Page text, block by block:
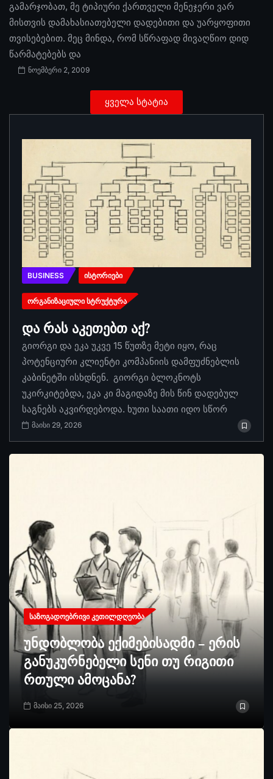
გამარჯობათ, მე ტიპიური ქართველი მენეჯერი ვარ
მისთვის დამახასიათებელი დადებითი და უარყოფითი
თვისებებით. მეც მინდა, რომ სწრაფად მივაღწიო დიდ
წარმატებებს და
ნოემბერი 2, 2009
ყველა სტატია
BUSINESS ᲘᲡᲢᲝᲠᲘᲔᲑᲘ
ᲝᲠᲒᲐᲜᲘᲖᲐᲪᲘᲣᲚᲘ ᲡᲢᲠᲣᲥᲢᲣᲠᲐ
და რას აკეთებთ აქ?
გიორგი და ეკა უკვე 15 წუთზე მეტი იყო, რაც
პოტენციური კლიენტი კომპანიის დამფუძნებლის
კაბინეტში ისხდნენ. გიორგი ბლოკნოტს
უკირკიტებდა, ეკა კი მაგიდაზე მის წინ დადებულ
საგნებს აკვირდებოდა. ხუთი საათი იდო სწორ
მაისი 29, 2026
ᲡᲐᲖᲝᲒᲐᲓᲝᲔᲑᲠᲘᲕᲘ ᲙᲔᲗᲘᲚᲓᲦᲔᲝᲑᲐ
უნდობლობა ექიმებისადმი – ერის
განუკურნებელი სენი თუ რიგითი
რთული ამოცანა?
მაისი 25, 2026